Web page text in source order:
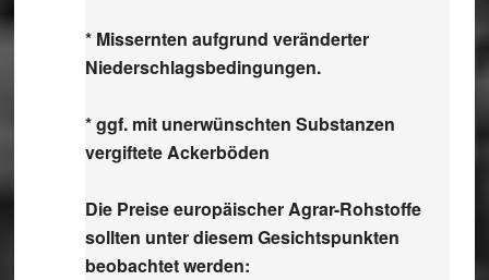
* Missernten aufgrund veränderter
Niederschlagsbedingungen.
* ggf. mit unerwünschten Substanzen
vergiftete Ackerböden
Die Preise europäischer Agrar-Rohstoffe
sollten unter diesem Gesichtspunkten
beobachtet werden: